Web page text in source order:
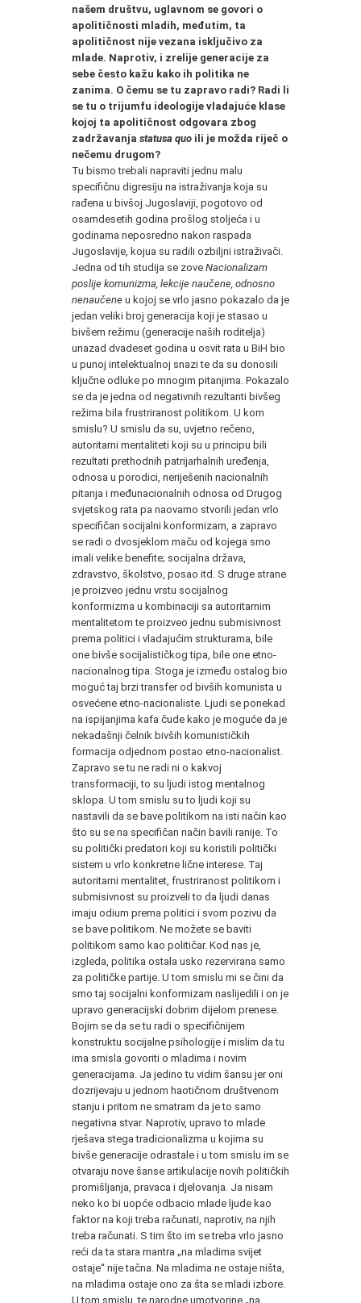
našem društvu, uglavnom se govori o
apolitičnosti mladih, međutim, ta
apolitičnost nije vezana isključivo za
mlade. Naprotiv, i zrelije generacije za
sebe često kažu kako ih politika ne
zanima. O čemu se tu zapravo radi? Radi li
se tu o trijumfu ideologije vladajuće klase
kojoj ta apolitičnost odgovara zbog
zadržavanja statusa quo ili je možda riječ o
nečemu drugom?
Tu bismo trebali napraviti jednu malu
specifičnu digresiju na istraživanja koja su
rađena u bivšoj Jugoslaviji, pogotovo od
osamdesetih godina prošlog stoljeća i u
godinama neposredno nakon raspada
Jugoslavije, kojua su radili ozbiljni istraživači.
Jedna od tih studija se zove Nacionalizam
poslije komunizma, lekcije naučene, odnosno
nenaučene u kojoj se vrlo jasno pokazalo da je
jedan veliki broj generacija koji je stasao u
bivšem režimu (generacije naših roditelja)
unazad dvadeset godina u osvit rata u BiH bio
u punoj intelektualnoj snazi te da su donosili
ključne odluke po mnogim pitanjima. Pokazalo
se da je jedna od negativnih rezultanti bivšeg
režima bila frustriranost politikom. U kom
smislu? U smislu da su, uvjetno rečeno,
autoritarni mentaliteti koji su u principu bili
rezultati prethodnih patrijarhalnih uređenja,
odnosa u porodici, neriješenih nacionalnih
pitanja i međunacionalnih odnosa od Drugog
svjetskog rata pa naovamo stvorili jedan vrlo
specifičan socijalni konformizam, a zapravo
se radi o dvosjeklom maču od kojega smo
imali velike benefite; socijalna država,
zdravstvo, školstvo, posao itd. S druge strane
je proizveo jednu vrstu socijalnog
konformizma u kombinaciji sa autoritarnim
mentalitetom te proizveo jednu submisivnost
prema politici i vladajućim strukturama, bile
one bivše socijalističkog tipa, bile one etno-
nacionalnog tipa. Stoga je između ostalog bio
moguć taj brzi transfer od bivših komunista u
osvećene etno-nacionaliste. Ljudi se ponekad
na ispijanjima kafa čude kako je moguće da je
nekadašnji čelnik bivših komunističkih
formacija odjednom postao etno-nacionalist.
Zapravo se tu ne radi ni o kakvoj
transformaciji, to su ljudi istog mentalnog
sklopa. U tom smislu su to ljudi koji su
nastavili da se bave politikom na isti način kao
što su se na specifičan način bavili ranije. To
su politički predatori koji su koristili politički
sistem u vrlo konkretne lične interese. Taj
autoritarni mentalitet, frustriranost politikom i
submisivnost su proizveli to da ljudi danas
imaju odium prema politici i svom pozivu da
se bave politikom. Ne možete se baviti
politikom samo kao političar. Kod nas je,
izgleda, politika ostala usko rezervirana samo
za političke partije. U tom smislu mi se čini da
smo taj socijalni konformizam naslijedili i on je
upravo generacijski dobrim dijelom prenese.
Bojim se da se tu radi o specifičnijem
konstruktu socijalne psihologije i mislim da tu
ima smisla govoriti o mladima i novim
generacijama. Ja jedino tu vidim šansu jer oni
dozrijevaju u jednom haotičnom društvenom
stanju i pritom ne smatram da je to samo
negativna stvar. Naprotiv, upravo to mlade
rješava stega tradicionalizma u kojima su
bivše generacije odrastale i u tom smislu im se
otvaraju nove šanse artikulacije novih političkih
promišljanja, pravaca i djelovanja. Ja nisam
neko ko bi uopće odbacio mlade ljude kao
faktor na koji treba računati, naprotiv, na njih
treba računati. S tim što im se treba vrlo jasno
reći da ta stara mantra „na mladima svijet
ostaje“ nije tačna. Na mladima ne ostaje ništa,
na mladima ostaje ono za šta se mladi izbore.
U tom smislu, te narodne umotvorine „na